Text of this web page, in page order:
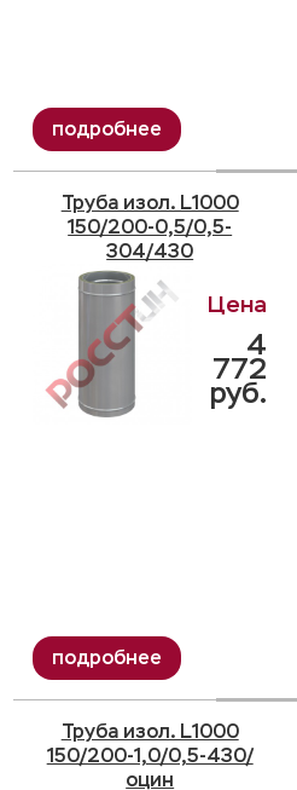
Труба изол. L1000
150/200-0,5/0,5-
304/430
4
772
руб.
Труба изол. L1000
150/200-1,0/0,5-430/
оцин